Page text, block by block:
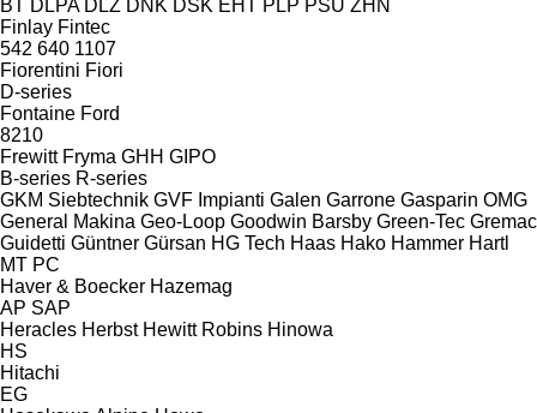
BT DLPA DLZ DNK DSK EHT PLP PSU ZHN
Finlay Fintec
542 640 1107
Fiorentini Fiori
D-series
Fontaine Ford
8210
Frewitt Fryma GHH GIPO
B-series R-series
GKM Siebtechnik GVF Impianti Galen Garrone Gasparin OMG
General Makina Geo-Loop Goodwin Barsby Green-Tec Gremac
Guidetti Güntner Gürsan HG Tech Haas Hako Hammer Hartl
MT PC
Haver & Boecker Hazemag
AP SAP
Heracles Herbst Hewitt Robins Hinowa
HS
Hitachi
EG